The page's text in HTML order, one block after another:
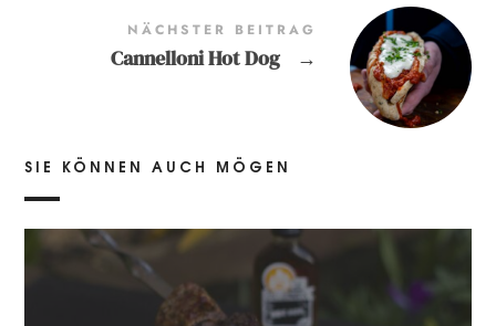
NÄCHSTER BEITRAG
Cannelloni Hot Dog →
SIE KÖNNEN AUCH MÖGEN